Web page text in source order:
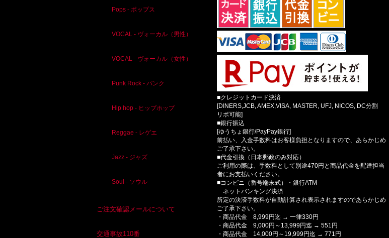
■クレジットカード決済
[DINERS,JCB, AMEX,VISA, MASTER, UFJ, NICOS, DC分割
リボ可能]
■銀行振込
[ゆうちょ銀行/PayPay銀行]
前払い、入金手数料はお客様負担となりますので、あらかじめ
ご了承下さい。
■代金引換（日本郵政のみ対応）
ご利用の際は、手数料として別途470円と商品代金を配達担当
者にお支払いください。
■コンビニ（番号端末式）・銀行ATM
ネットバンキング決済
所定の決済手数料が自動計算され表示されますのであらかじめ
ご了承下さい。
・商品代金 8,999円迄 → 一律330円
・商品代金 9,000円～13,999円迄 → 551円
・商品代金 14,000円～19,999円迄 → 771円
Pops - ポップス
VOCAL - ヴォーカル（男性）
VOCAL - ヴォーカル（女性）
Punk Rock - パンク
Hip hop - ヒップホップ
Reggae - レゲエ
Jazz - ジャズ
Soul - ソウル
ご注文確認メールについて
交通事故110番